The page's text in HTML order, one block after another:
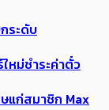
ระดับ
หม่ชำระค่าตั๋ว
แก่สมาชิก Max